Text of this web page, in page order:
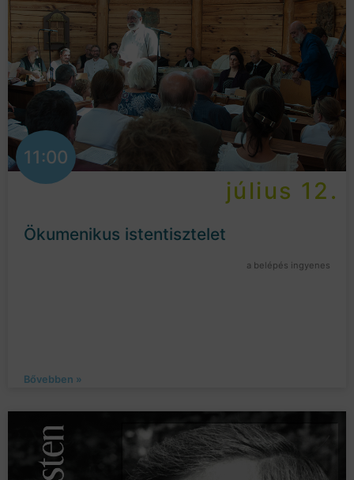
11:00
július 12.
Ökumenikus istentisztelet
a belépés ingyenes
Bővebben »